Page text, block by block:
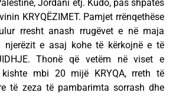
Jordani etj. Kudo, pas shpatës
KRYQËZIMET. Pamjet rrënqethëse
rresht anash rrugëvet e në maja
njerëzit e asaj kohe të kërkojnë e të
Thonë që vetëm në viset e
kishte mbi 20 mijë KRYQA, rreth të
të zeza të pambarimta sorrash dhe